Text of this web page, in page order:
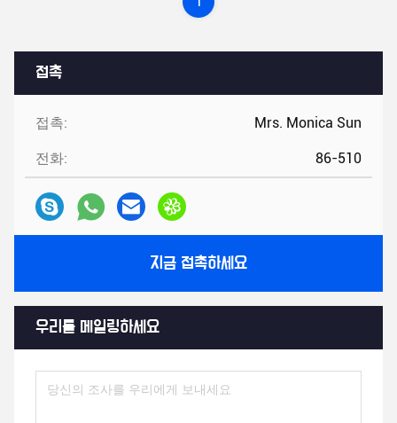
접촉
접촉: Mrs. Monica Sun
전화: 86-510
지금 접촉하세요
우리를 메일링하세요